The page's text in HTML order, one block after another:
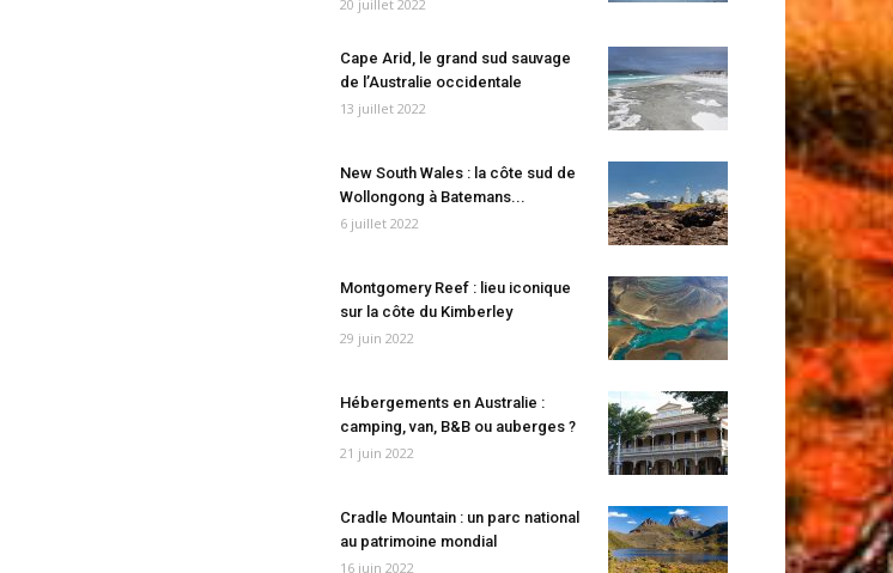
20 juillet 2022
Cape Arid, le grand sud sauvage
de l’Australie occidentale
13 juillet 2022
New South Wales : la côte sud de
Wollongong à Batemans...
6 juillet 2022
Montgomery Reef : lieu iconique
sur la côte du Kimberley
29 juin 2022
Hébergements en Australie :
camping, van, B&B ou auberges ?
21 juin 2022
Cradle Mountain : un parc national
au patrimoine mondial
16 juin 2022